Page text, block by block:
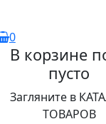
0
В корзине
пусто
Загляните в
ТОВАРОВ